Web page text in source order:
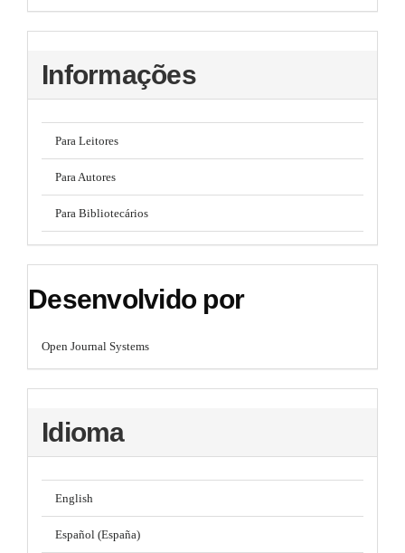
Informações
Para Leitores
Para Autores
Para Bibliotecários
Desenvolvido por
Open Journal Systems
Idioma
English
Español (España)